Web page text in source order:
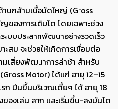
นกล้ามเนื้อมัดใหญ่ (Gross
ของการเติบโต โดยเฉพาะช่วง
ะบบประสาทพัฒนาอย่างรวดเร็ว
ะสม จะช่วยให้เกิดการเชื่อมต่อ
เสี่ยงพัฒนาการล่าช้า สำหรับ
Motor) ได้แก่ อายุ 12–15
ก ปีนขึ้นบริเวณเตี้ยๆ ได้ อายุ 18
องเล่น ลาก และเริ่มขึ้น-ลงบันได